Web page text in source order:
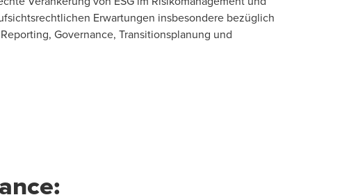
Erwartungen insbesondere bezüglich
Governance, Transitionsplanung und